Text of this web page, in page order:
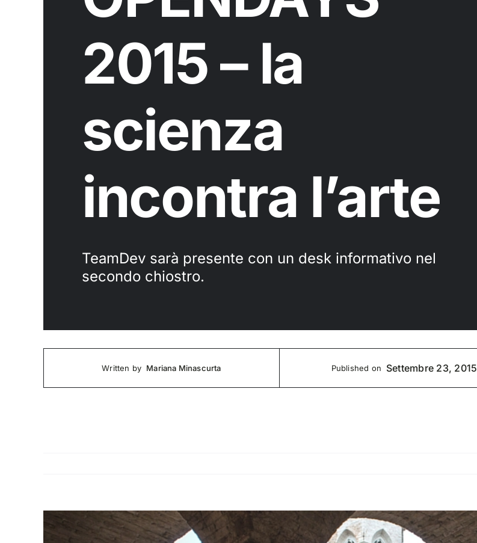
2015 – la
scienza
incontra l’arte
TeamDev sarà presente con un desk informativo nel
secondo chiostro.
Written by Mariana Minascurta Published on Settembre 23, 2015
Ingrandisci
immagine